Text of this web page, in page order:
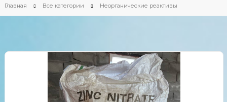
Главная Все категории Неорганические реактивы